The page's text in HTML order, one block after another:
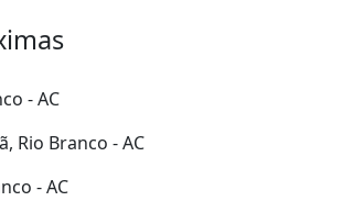
- AC
Rio Branco - AC
- AC